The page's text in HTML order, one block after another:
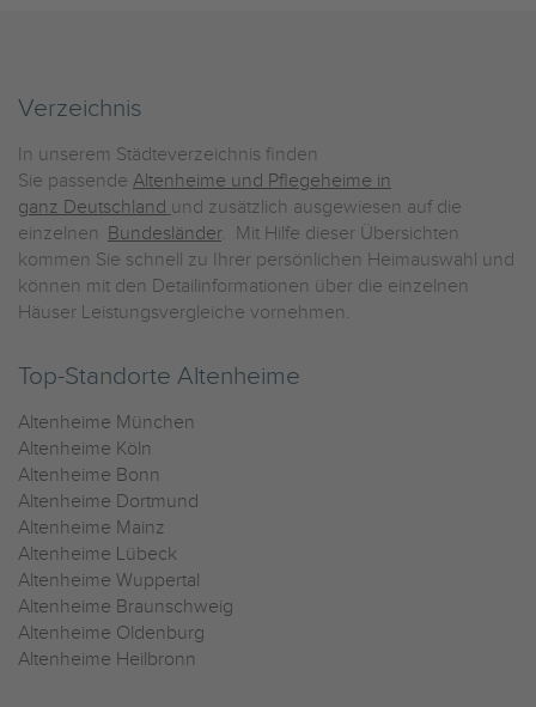
Verzeichnis
In unserem Städteverzeichnis finden
Sie passende Altenheime und Pflegeheime in
ganz Deutschland und zusätzlich ausgewiesen auf die
einzelnen Bundesländer. Mit Hilfe dieser Übersichten
kommen Sie schnell zu Ihrer persönlichen Heimauswahl und
können mit den Detailinformationen über die einzelnen
Häuser Leistungsvergleiche vornehmen.
Top-Standorte Altenheime
Altenheime München
Altenheime Köln
Altenheime Bonn
Altenheime Dortmund
Altenheime Mainz
Altenheime Lübeck
Altenheime Wuppertal
Altenheime Braunschweig
Altenheime Oldenburg
Altenheime Heilbronn